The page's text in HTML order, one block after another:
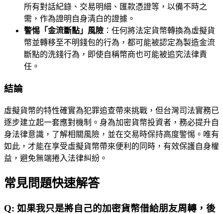
所有對話紀錄、交易明細、匯款憑證等，以備不時之
需，作為證明自身清白的證據。
警惕「金流斷點」風險 ：任何將法定貨幣轉換為虛擬貨
幣並轉移至不明錢包的行為，都可能被認定為製造金流
斷點的洗錢行為，即使自稱幣商也可能被追究法律責
任。
結論
虛擬貨幣的特性確實為犯罪追查帶來挑戰，但台灣司法實務已
逐步建立起一套應對機制。身為加密貨幣投資者，務必提升自
身法律意識，了解相關風險，並在交易時保持高度警惕。唯有
如此，才能在享受虛擬貨幣帶來便利的同時，有效保護自身權
益，避免無端捲入法律糾紛。
常見問題快速解答
Q: 如果我只是將自己的加密貨幣借給朋友周轉，後